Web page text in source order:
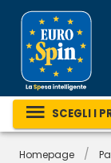
SCEGLI I
Homepage /